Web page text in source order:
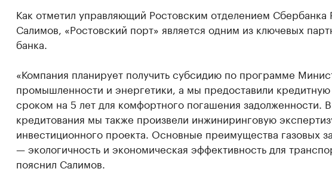
Как отметил управляющий Ростовским отделением Сбербанка
Салимов, «Ростовский порт» является одним из ключевых
банка.
«Компания планирует получить субсидию по программе
промышленности и энергетики, а мы предоставили
сроком на 5 лет для комфортного погашения задолженности.
кредитования мы также произвели инжиниринговую
инвестиционного проекта. Основные преимущества газовых
— экологичность и экономическая эффективность для
пояснил Салимов.